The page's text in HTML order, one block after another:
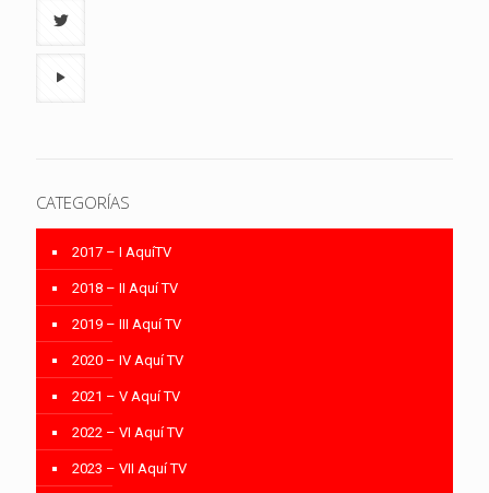
CATEGORÍAS
2017 – I AquíTV
2018 – II Aquí TV
2019 – III Aquí TV
2020 – IV Aquí TV
2021 – V Aquí TV
2022 – VI Aquí TV
2023 – VII Aquí TV